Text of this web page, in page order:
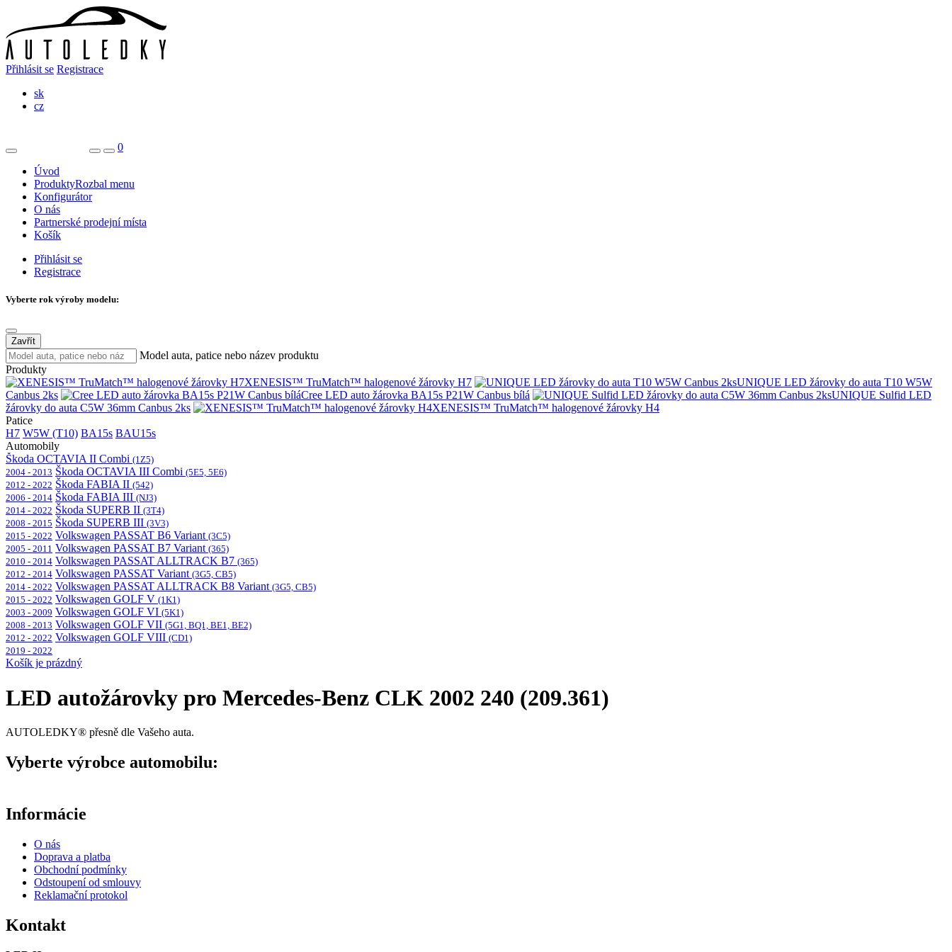
Přihlásit se Registrace
sk
cz
0
Úvod
ProduktyRozbal menu
Konfigurátor
O nás
Partnerské prodejní místa
Košík
Přihlásit se
Registrace
Vyberte rok výroby modelu:
Zavřít
Model auta, patice nebo název produktu
Produkty
XENESIS™ TruMatch™ halogenové žárovky H7
UNIQUE LED žárovky do auta T10 W5W
Canbus 2ks
Cree LED auto žárovka BA15s P21W Canbus bílá
UNIQUE Sulfid LED
žárovky do auta C5W 36mm Canbus 2ks
XENESIS™ TruMatch™ halogenové žárovky H4
Patice
H7 W5W (T10) BA15s BAU15s
Automobily
Škoda OCTAVIA II Combi (1Z5)
2004 - 2013 Škoda OCTAVIA III Combi (5E5, 5E6)
2012 - 2022 Škoda FABIA II (542)
2006 - 2014 Škoda FABIA III (NJ3)
2014 - 2022 Škoda SUPERB II (3T4)
2008 - 2015 Škoda SUPERB III (3V3)
2015 - 2022 Volkswagen PASSAT B6 Variant (3C5)
2005 - 2011 Volkswagen PASSAT B7 Variant (365)
2010 - 2014 Volkswagen PASSAT ALLTRACK B7 (365)
2012 - 2014 Volkswagen PASSAT Variant (3G5, CB5)
2014 - 2022 Volkswagen PASSAT ALLTRACK B8 Variant (3G5, CB5)
2015 - 2022 Volkswagen GOLF V (1K1)
2003 - 2009 Volkswagen GOLF VI (5K1)
2008 - 2013 Volkswagen GOLF VII (5G1, BQ1, BE1, BE2)
2012 - 2022 Volkswagen GOLF VIII (CD1)
2019 - 2022
Košík je prázdný
LED autožárovky pro Mercedes-Benz CLK 2002 240 (209.361)
AUTOLEDKY® přesně dle Vašeho auta.
Vyberte výrobce automobilu:
Informácie
O nás
Doprava a platba
Obchodní podmínky
Odstoupení od smlouvy
Reklamační protokol
Kontakt